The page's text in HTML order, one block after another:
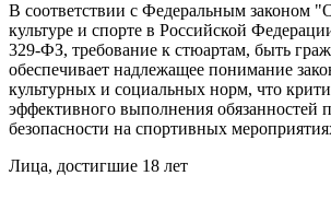
В соответствии с Федеральным законом
культуре и спорте в Российской
329-ФЗ, требование к стюартам, быть
обеспечивает надлежащее понимание
культурных и социальных норм, что
эффективного выполнения обязанностей
безопасности на спортивных
Лица, достигшие 18 лет